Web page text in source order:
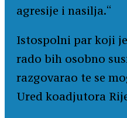
agresije i nasilja.“
Istospolni par koji
rado bih osobno
razgovarao te se
Ured koadjutora